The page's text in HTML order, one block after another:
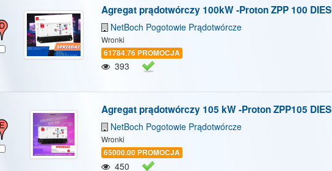
Pokaż/Ukryj mapę Pokaż/Ukryj wszystkie
Agregat prądotwórczy 100kW -Proton ZPP 100
NetBoch Pogotowie Prądotwórcze
Wronki
61784.76 PROMOCJA
393
Agregat prądotwórczy 105 kW -Proton ZPP105
NetBoch Pogotowie Prądotwórcze
Wronki
65000.00 PROMOCJA
450